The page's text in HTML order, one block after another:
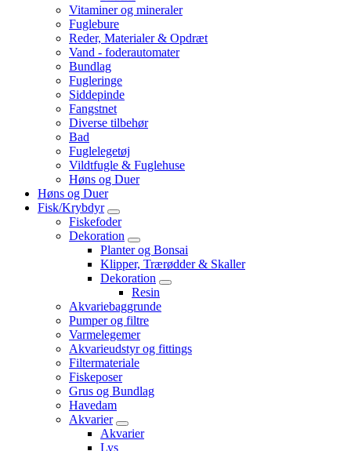
Vitaminer og mineraler
Fuglebure
Reder, Materialer & Opdræt
Vand - foderautomater
Bundlag
Fugleringe
Siddepinde
Fangstnet
Diverse tilbehør
Bad
Fuglelegetøj
Vildtfugle & Fuglehuse
Høns og Duer
Høns og Duer
Fisk/Krybdyr
Fiskefoder
Dekoration
Planter og Bonsai
Klipper, Trærødder & Skaller
Dekoration
Resin
Akvariebaggrunde
Pumper og filtre
Varmelegemer
Akvarieudstyr og fittings
Filtermateriale
Fiskeposer
Grus og Bundlag
Havedam
Akvarier
Akvarier
Lys